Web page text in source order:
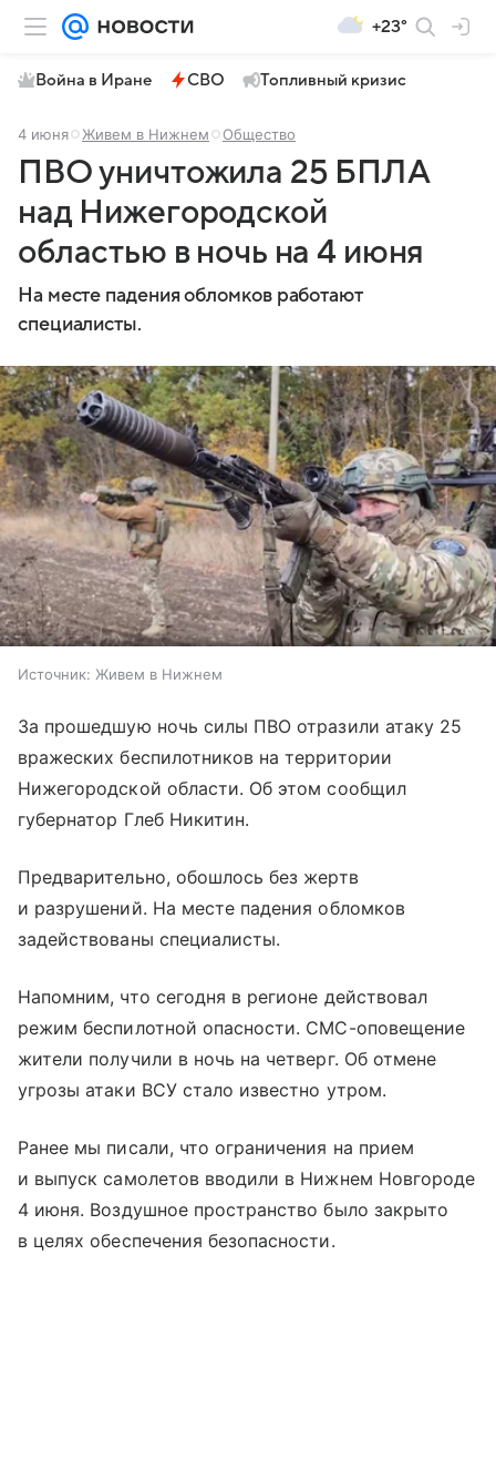
+23°
Война в Иране СВО Топливный кризис
4 июня Живем в Нижнем Общество
ПВО уничтожила 25 БПЛА
над Нижегородской
областью в ночь на 4 июня
На месте падения обломков работают
специалисты.
Источник: Живем в Нижнем
За прошедшую ночь силы ПВО отразили атаку 25
вражеских беспилотников на территории
Нижегородской области. Об этом сообщил
губернатор Глеб Никитин.
Предварительно, обошлось без жертв
и разрушений. На месте падения обломков
задействованы специалисты.
Напомним, что сегодня в регионе действовал
режим беспилотной опасности. СМС-оповещение
жители получили в ночь на четверг. Об отмене
угрозы атаки ВСУ стало известно утром.
Ранее мы писали, что ограничения на прием
и выпуск самолетов вводили в Нижнем Новгороде
4 июня. Воздушное пространство было закрыто
в целях обеспечения безопасности.